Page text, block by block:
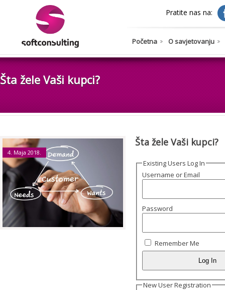
Pratite nas na:
Početna O savjetovanju
Šta žele Vaši kupci?
4. Maja 2018.
Šta žele Vaši kupci?
Existing Users Log In
Username or Email
Password
Remember Me
New User Registration